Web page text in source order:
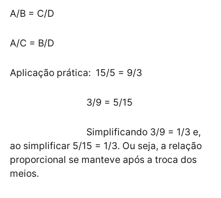
A/B = C/D
A/C = B/D
Aplicação prática: 15/5 = 9/3
3/9 = 5/15
Simplificando 3/9 = 1/3 e,
ao simplificar 5/15 = 1/3. Ou seja, a relação
proporcional se manteve após a troca dos
meios.